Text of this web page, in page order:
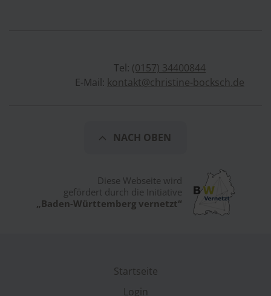
Tel: (0157) 34400844
E-Mail: kontakt@christine-bocksch.de
NACH OBEN
Diese Webseite wird
gefördert durch die Initiative
„Baden-Württemberg vernetzt“
Startseite
Login